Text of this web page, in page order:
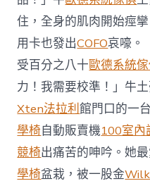
住，全身的肌肉開始痙
用卡也發出COFO哀嚎。
受百分之八十歐德系統
力！我需要校準！」牛
Xten法拉利館門口的一台
學椅自動販賣機100室內
競椅出痛苦的呻吟。她
學椅盆栽，被一股金